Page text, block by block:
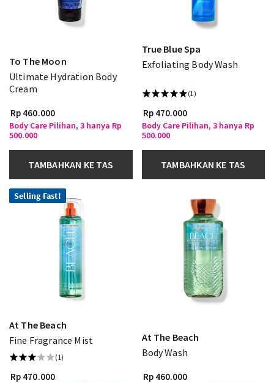
To The Moon
Ultimate Hydration Body
Cream
Rp 460.000
Body Care Pilihan, 3 hanya Rp
500.000
TAMBAHKAN KE TAS
True Blue Spa
Exfoliating Body Wash
(1)
Rp 470.000
Body Care Pilihan, 3 hanya Rp
500.000
TAMBAHKAN KE TAS
Selling Fast!
At The Beach
Fine Fragrance Mist
(1)
Rp 470.000
At The Beach
Body Wash
Rp 460.000